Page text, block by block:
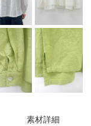
素材詳細